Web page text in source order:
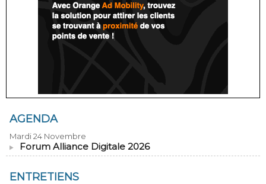
AGENDA
Mardi 24 Novembre
Forum Alliance Digitale 2026
ENTRETIENS